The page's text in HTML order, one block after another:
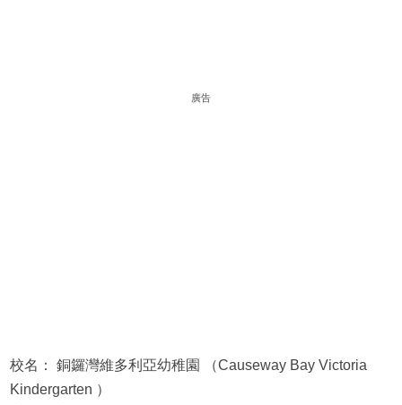
廣告
校名： 銅鑼灣維多利亞幼稚園 （Causeway Bay Victoria
Kindergarten ）